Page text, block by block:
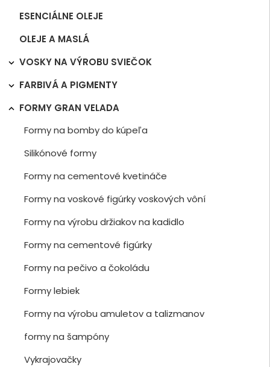
ESENCIÁLNE OLEJE
OLEJE A MASLÁ
VOSKY NA VÝROBU SVIEČOK

FARBIVÁ A PIGMENTY

FORMY GRAN VELADA

Formy na bomby do kúpeľa
Silikónové formy
Formy na cementové kvetináče
Formy na voskové figúrky voskových vôní
Formy na výrobu držiakov na kadidlo
Formy na cementové figúrky
Formy na pečivo a čokoládu
Formy lebiek
Formy na výrobu amuletov a talizmanov
formy na šampóny
Vykrajovačky